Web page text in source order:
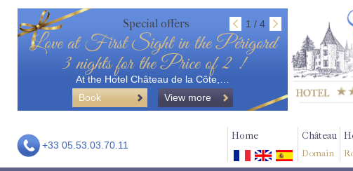
Special offers 1 / 4
Love at First Sight in the Périgord
3 nights for the Price of 2 !
At the Hotel Château de la Côte,…
Book
View more
+33 05.53.03.70.11
Home Château
Domain